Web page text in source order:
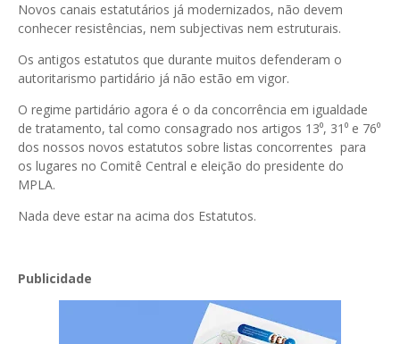
Novos canais estatutários já modernizados, não devem
conhecer resistências, nem subjectivas nem estruturais.
Os antigos estatutos que durante muitos defenderam o
autoritarismo partidário já não estão em vigor.
O regime partidário agora é o da concorrência em igualdade
de tratamento, tal como consagrado nos artigos 13⁰, 31⁰ e 76⁰
dos nossos novos estatutos sobre listas concorrentes para
os lugares no Comitê Central e eleição do presidente do
MPLA.
Nada deve estar na acima dos Estatutos.
Publicidade